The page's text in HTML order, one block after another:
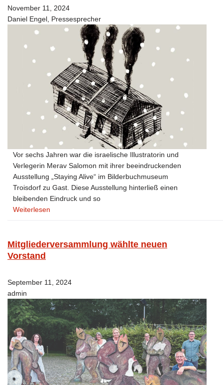
November 11, 2024
Daniel Engel, Pressesprecher
Vor sechs Jahren war die israelische Illustratorin und
Verlegerin Merav Salomon mit ihrer beeindruckenden
Ausstellung „Staying Alive“ im Bilderbuchmuseum
Troisdorf zu Gast. Diese Ausstellung hinterließ einen
bleibenden Eindruck und so
Weiterlesen
Mitgliederversammlung wählte neuen
Vorstand
September 11, 2024
admin